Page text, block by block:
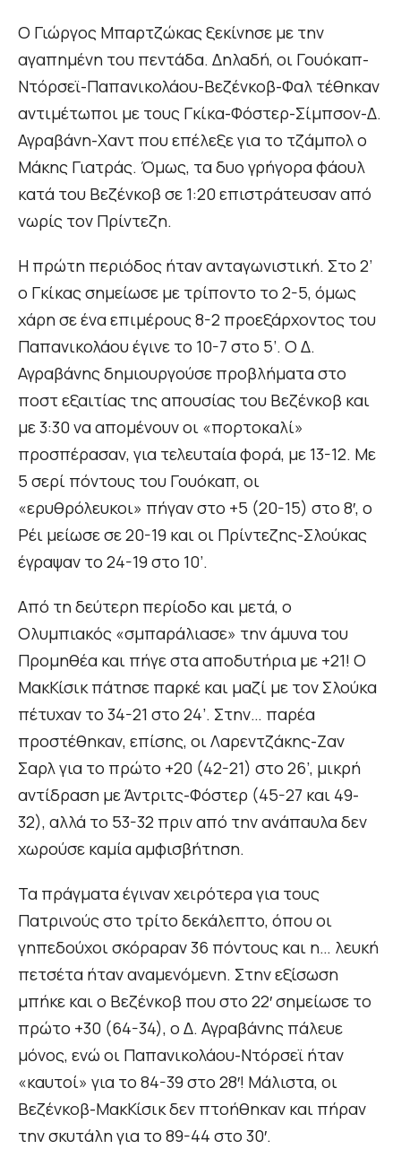
Ο Γιώργος Μπαρτζώκας ξεκίνησε με την
αγαπημένη του πεντάδα. Δηλαδή, οι Γουόκαπ-
Ντόρσεϊ-Παπανικολάου-Βεζένκοβ-Φαλ τέθηκαν
αντιμέτωποι με τους Γκίκα-Φόστερ-Σίμπσον-Δ.
Αγραβάνη-Χαντ που επέλεξε για το τζάμπολ ο
Μάκης Γιατράς. Όμως, τα δυο γρήγορα φάουλ
κατά του Βεζένκοβ σε 1:20 επιστράτευσαν από
νωρίς τον Πρίντεζη.
Η πρώτη περιόδος ήταν ανταγωνιστική. Στο 2’
ο Γκίκας σημείωσε με τρίποντο το 2-5, όμως
χάρη σε ένα επιμέρους 8-2 προεξάρχοντος του
Παπανικολάου έγινε το 10-7 στο 5’. Ο Δ.
Αγραβάνης δημιουργούσε προβλήματα στο
ποστ εξαιτίας της απουσίας του Βεζένκοβ και
με 3:30 να απομένουν οι «πορτοκαλί»
προσπέρασαν, για τελευταία φορά, με 13-12. Με
5 σερί πόντους του Γουόκαπ, οι
«ερυθρόλευκοι» πήγαν στο +5 (20-15) στο 8′, ο
Ρέι μείωσε σε 20-19 και οι Πρίντεζης-Σλούκας
έγραψαν το 24-19 στο 10’.
Από τη δεύτερη περίοδο και μετά, ο
Ολυμπιακός «σμπαράλιασε» την άμυνα του
Προμηθέα και πήγε στα αποδυτήρια με +21! Ο
ΜακΚίσικ πάτησε παρκέ και μαζί με τον Σλούκα
πέτυχαν το 34-21 στο 24’. Στην… παρέα
προστέθηκαν, επίσης, οι Λαρεντζάκης-Ζαν
Σαρλ για το πρώτο +20 (42-21) στο 26’, μικρή
αντίδραση με Άντριτς-Φόστερ (45-27 και 49-
32), αλλά το 53-32 πριν από την ανάπαυλα δεν
χωρούσε καμία αμφισβήτηση.
Τα πράγματα έγιναν χειρότερα για τους
Πατρινούς στο τρίτο δεκάλεπτο, όπου οι
γηπεδούχοι σκόραραν 36 πόντους και η… λευκή
πετσέτα ήταν αναμενόμενη. Στην εξίσωση
μπήκε και ο Βεζένκοβ που στο 22′ σημείωσε το
πρώτο +30 (64-34), ο Δ. Αγραβάνης πάλευε
μόνος, ενώ οι Παπανικολάου-Ντόρσεϊ ήταν
«καυτοί» για το 84-39 στο 28′! Μάλιστα, οι
Βεζένκοβ-ΜακΚίσικ δεν πτοήθηκαν και πήραν
την σκυτάλη για το 89-44 στο 30′.